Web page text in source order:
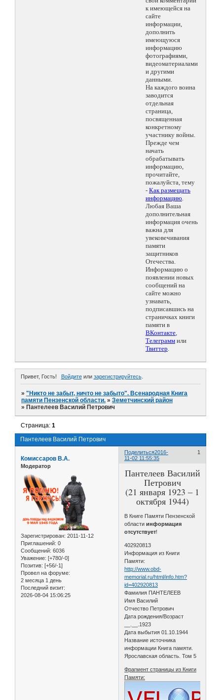
к имеющейся на
сайте
информации,
дополнить
имеющуюся
информацию
фотографиями,
видеоматериалами
и другими
данными.
На каждого воина
заводится
отдельная
страница,
посвященная
конкретному
участнику войны.
Прежде чем
начать
обрабатывать
информацию,
прочитайте,
пожалуйста, тему
- Как размещать
информацию.
Любая Ваша
дополнительная
информация очень
важна для
увековечивания
памяти
защитников
Отечества.
Информацию о
появлении новых
сообщений на
сайте можно
узнавать,
подписавшись на
страничках книги
памяти в
ВКонтакте,
Телеграмм или
Твиттер.
Привет, Гость! Войдитеили зарегистрируйтесь.
»"Никто не забыт, ничто не забыто". Всенародная Книга
памяти Пензенской области. »Земетчинский район
» Пантелеев Василий Петрович
Пантелеев Василий Петрович
Страница:1
Поделиться 1
2016-
11-02 11:55:35
Комиссаров В.А.
Модератор
Зарегистрирован: 2011-11-12
Приглашений: 0
Сообщений: 6036
Уважение: [+780/-0]
Позитив: [+56/-1]
Провел на форуме:
2 месяца 1 день
Последний визит:
2026-08-04 15:06:25
Пантелеев Василий
Петрович
(21 января 1923 – 1
октября 1944)
В Книге Памяти Пензенской
областиинформация
отсутствует!
402920813
Информация из Книги
Памяти:
http://www.obd-
memorial.ru/html/info.htm?
id=402920813
Фамилия ПАНТЕЛЕЕВ
Имя Василий
Отчество Петрович
Дата рождения/Возраст
__.__.1923
Дата выбытия 01.10.1944
Название источника
информации Книга памяти.
Ярославская область. Том 5
Фрагмент страницы из Книги
Памяти: